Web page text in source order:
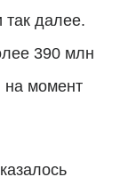
далее.
390 млн
на момент